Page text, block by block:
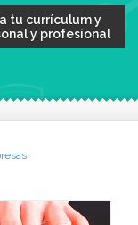
tu currículum y
y profesional